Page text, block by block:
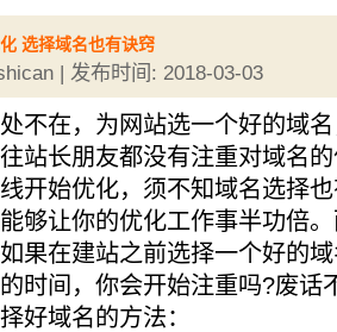
选择域名也有诀窍
| 发布时间: 2018-03-03
不在，为网站选一个好的域
站长朋友都没有注重对域名
开始优化，须不知域名选择
够让你的优化工作事半功倍
果在建站之前选择一个好的
时间，你会开始注重吗?废话
好域名的方法：